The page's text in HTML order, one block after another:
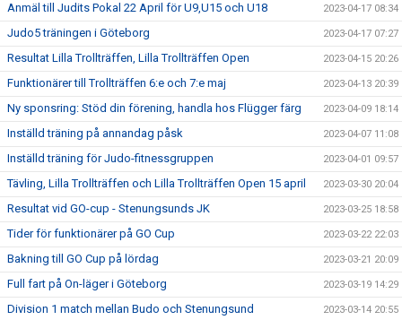
Anmäl till Judits Pokal 22 April för U9,U15 och U18 2023-04-17 08:34
Judo5 träningen i Göteborg 2023-04-17 07:27
Resultat Lilla Trollträffen, Lilla Trollträffen Open 2023-04-15 20:26
Funktionärer till Trollträffen 6:e och 7:e maj 2023-04-13 20:39
Ny sponsring: Stöd din förening, handla hos Flügger färg 2023-04-09 18:14
Inställd träning på annandag påsk 2023-04-07 11:08
Inställd träning för Judo-fitnessgruppen 2023-04-01 09:57
Tävling, Lilla Trollträffen och Lilla Trollträffen Open 15 april 2023-03-30 20:04
Resultat vid GO-cup - Stenungsunds JK 2023-03-25 18:58
Tider för funktionärer på GO Cup 2023-03-22 22:03
Bakning till GO Cup på lördag 2023-03-21 20:09
Full fart på On-läger i Göteborg 2023-03-19 14:29
Division 1 match mellan Budo och Stenungsund 2023-03-14 20:55